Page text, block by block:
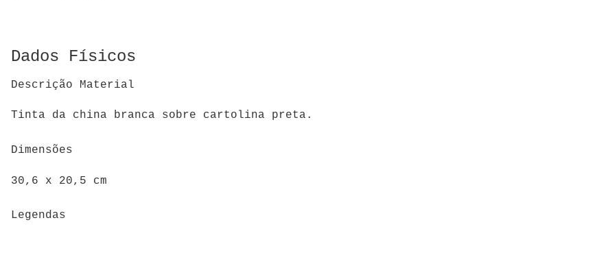
Dados Físicos
Descrição Material
Tinta da china branca sobre cartolina preta.
Dimensões
30,6 x 20,5 cm
Legendas